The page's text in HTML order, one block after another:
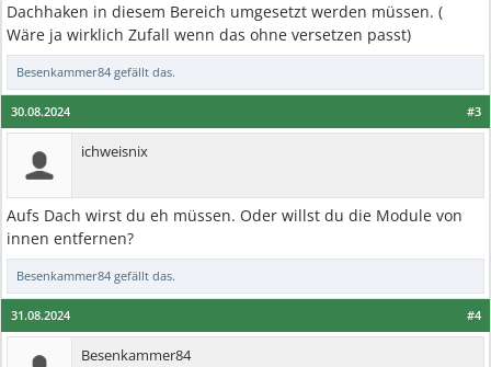
Dachhaken in diesem Bereich umgesetzt werden müssen. (
Wäre ja wirklich Zufall wenn das ohne versetzen passt)
Besenkammer84 gefällt das.
#3
30.08.2024
ichweisnix
Aufs Dach wirst du eh müssen. Oder willst du die Module von
innen entfernen?
Besenkammer84 gefällt das.
#4
31.08.2024
Besenkammer84